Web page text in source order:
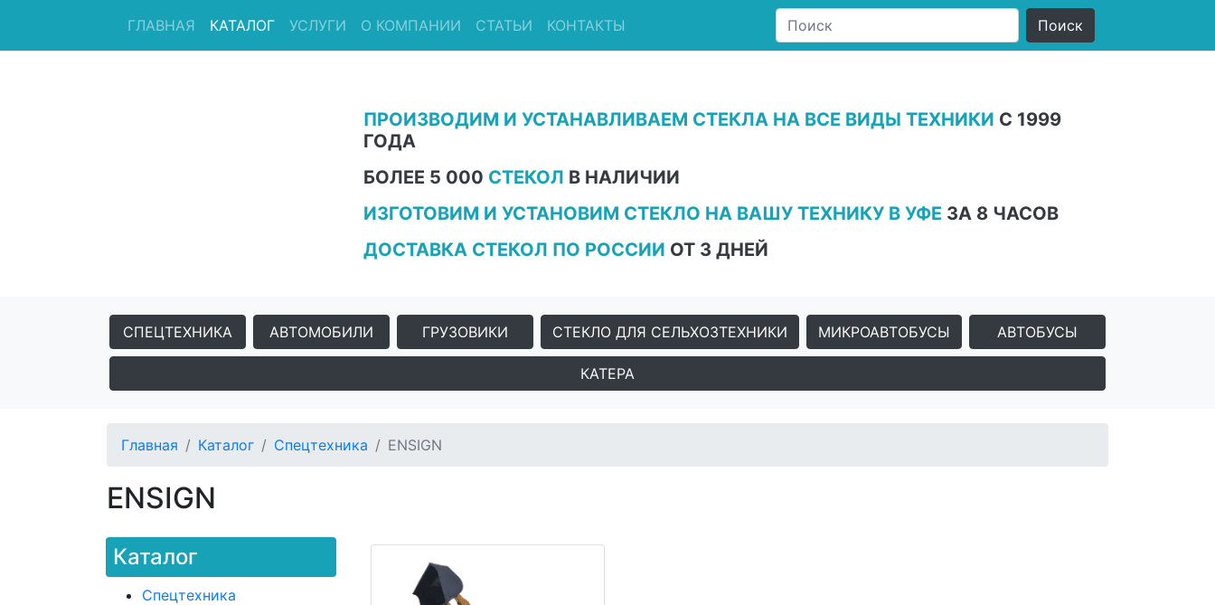
ГЛАВНАЯ КАТАЛОГ УСЛУГИ О КОМПАНИИ СТАТЬИ КОНТАКТЫ
ПРОИЗВОДИМ И УСТАНАВЛИВАЕМ СТЕКЛА НА ВСЕ ВИДЫ ТЕХНИКИ С 1999
ГОДА
БОЛЕЕ 5 000 СТЕКОЛ В НАЛИЧИИ
ИЗГОТОВИМ И УСТАНОВИМ СТЕКЛО НА ВАШУ ТЕХНИКУ В УФЕ ЗА 8 ЧАСОВ
ДОСТАВКА СТЕКОЛ ПО РОССИИ ОТ 3 ДНЕЙ
СПЕЦТЕХНИКА АВТОМОБИЛИ ГРУЗОВИКИ СТЕКЛО ДЛЯ СЕЛЬХОЗТЕХНИКИ МИКРОАВТОБУСЫ АВТОБУСЫ
КАТЕРА
Главная Каталог Спецтехника ENSIGN
ENSIGN
Каталог
Спецтехника